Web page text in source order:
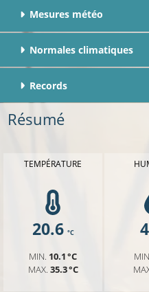
Mesures météo
Normales climatiques
Records
Résumé
TEMPÉRATURE
20.6 °C
MIN. 10.1 °C
MAX. 35.3 °C